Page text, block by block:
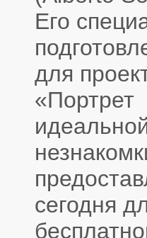
Его
для
«Портрет
сегодня